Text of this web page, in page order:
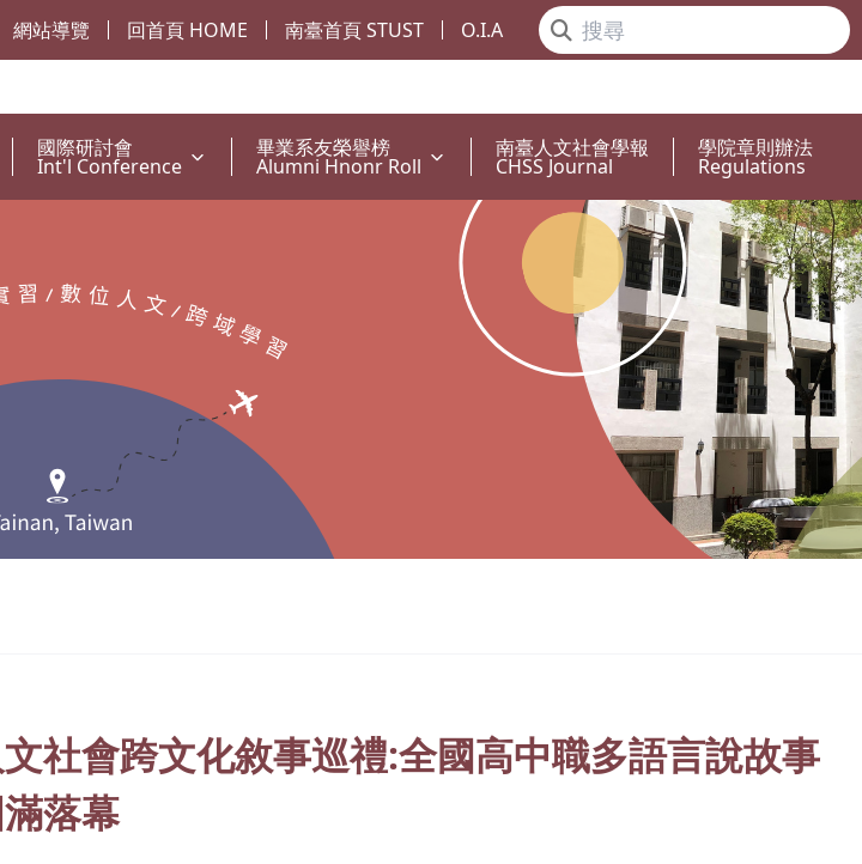
網站導覽 回首頁 HOME 南臺首頁 STUST O.I.A
國際研討會
Int'l Conference
畢業系友榮譽榜
Alumni Hnonr Roll
南臺人文社會學報
CHSS Journal
學院章則辦法
Regulations
文社會跨文化敘事巡禮:全國高中職多語言說故事
落幕